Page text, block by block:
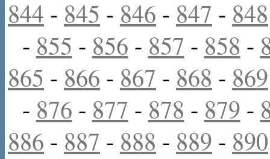
844 - 845 - 846 - 847 - 848
- 855 - 856 - 857 - 858 -
865 - 866 - 867 - 868 - 869
- 876 - 877 - 878 - 879 -
886 - 887 - 888 - 889 - 890